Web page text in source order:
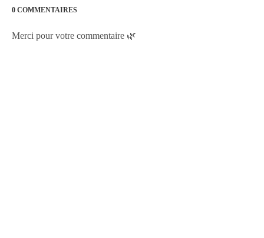
0 COMMENTAIRES
Merci pour votre commentaire 🌿